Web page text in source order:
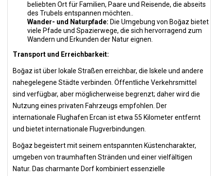
beliebten Ort für Familien, Paare und Reisende, die abseits
des Trubels entspannen möchten..
Wander- und Naturpfade: Die Umgebung von Boğaz bietet
viele Pfade und Spazierwege, die sich hervorragend zum
Wandern und Erkunden der Natur eignen.
Transport und Erreichbarkeit:
Boğaz ist über lokale Straßen erreichbar, die Iskele und andere
nahegelegene Städte verbinden. Öffentliche Verkehrsmittel
sind verfügbar, aber möglicherweise begrenzt; daher wird die
Nutzung eines privaten Fahrzeugs empfohlen. Der
internationale Flughafen Ercan ist etwa 55 Kilometer entfernt
und bietet internationale Flugverbindungen.
Boğaz begeistert mit seinem entspannten Küstencharakter,
umgeben von traumhaften Stränden und einer vielfältigen
Natur. Das charmante Dorf kombiniert essenzielle